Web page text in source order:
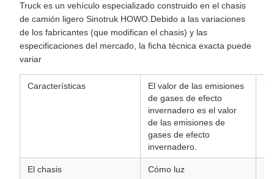
Truck es un vehículo especializado construido en el chasis
de camión ligero Sinotruk HOWO.Debido a las variaciones
de los fabricantes (que modifican el chasis) y las
especificaciones del mercado, la ficha técnica exacta puede
variar
Características
El valor de las emisiones
de gases de efecto
invernadero es el valor
de las emisiones de
gases de efecto
invernadero.
El chasis Cómo luz